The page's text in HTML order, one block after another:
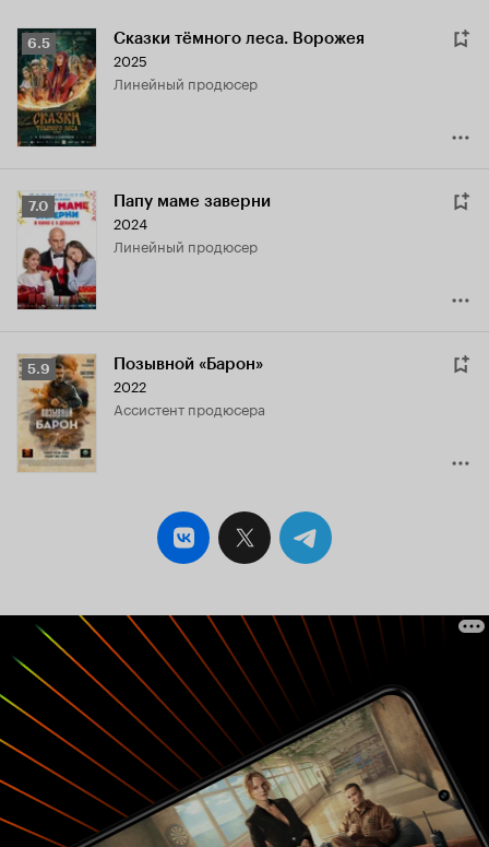
Рейтинг
Кинопоиска
6.5
6.5 Сказки тёмного леса. Ворожея
2025
линейный продюсер
Рейтинг
Кинопоиска
7.0
7.0 Папу маме заверни
2024
линейный продюсер
Рейтинг
Кинопоиска
5.9
5.9 Позывной «Барон»
2022
ассистент продюсера